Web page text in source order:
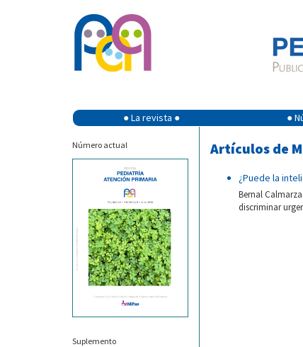
● La revista ● ●
Número actual
Suplemento
Artículos de
¿Puede la
Bernal
discriminar